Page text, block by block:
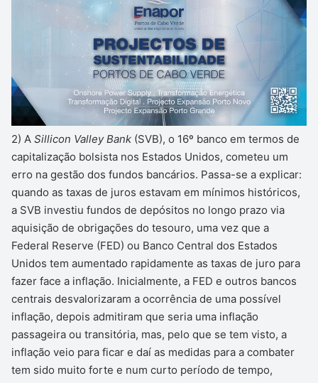
2) A Sillicon Valley Bank (SVB), o 16º banco em termos de
capitalização bolsista nos Estados Unidos, cometeu um
erro na gestão dos fundos bancários. Passa-se a explicar:
quando as taxas de juros estavam em mínimos históricos,
a SVB investiu fundos de depósitos no longo prazo via
aquisição de obrigações do tesouro, uma vez que a
Federal Reserve (FED) ou Banco Central dos Estados
Unidos tem aumentado rapidamente as taxas de juro para
fazer face a inflação. Inicialmente, a FED e outros bancos
centrais desvalorizaram a ocorrência de uma possível
inflação, depois admitiram que seria uma inflação
passageira ou transitória, mas, pelo que se tem visto, a
inflação veio para ficar e daí as medidas para a combater
tem sido muito forte e num curto período de tempo,